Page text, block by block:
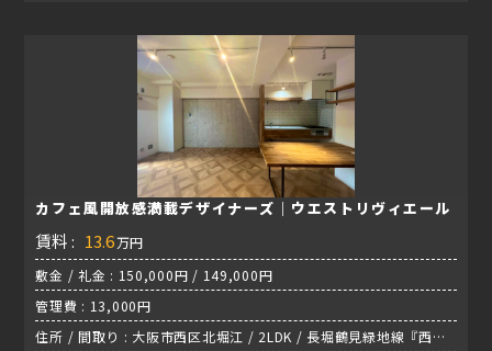
カフェ風開放感満載デザイナーズ｜ウエストリヴィエール
賃料 : 13.6万円
敷金 / 礼金 : 150,000円 / 149,000円
管理費 : 13,000円
住所 / 間取り : 大阪市西区北堀江 / 2LDK / 長堀鶴見緑地線『西長